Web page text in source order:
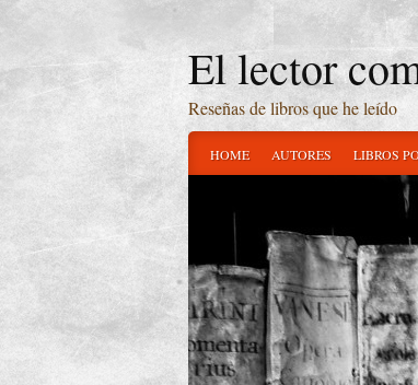
El lector
Reseñas de libros que he leído
HOME AUTORES LIBROS